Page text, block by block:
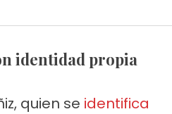
identidad propia
quien se identifica